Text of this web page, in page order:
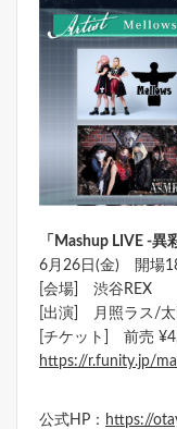
「Mashup LIVE -異
6月26日(金) 開場
[会場] 渋谷REX
[出演] 月照ラス/
[チケット] 前売
https://r.funity.jp/
公式HP： https://